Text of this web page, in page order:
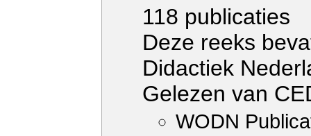
118 publicaties
Deze reeks
Didactiek
Gelezen van
WODN